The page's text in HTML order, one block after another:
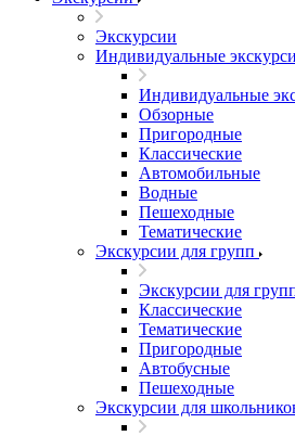
Экскурсии
Индивидуальные
Индивидуальные
Обзорные
Пригородные
Классические
Автомобильные
Водные
Пешеходные
Тематические
Экскурсии для групп
Экскурсии для
Классические
Тематические
Пригородные
Автобусные
Пешеходные
Экскурсии для